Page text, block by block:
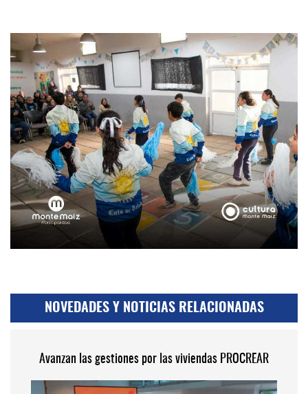
NOVEDADES Y NOTICIAS RELACIONADAS
Avanzan las gestiones por las viviendas PROCREAR